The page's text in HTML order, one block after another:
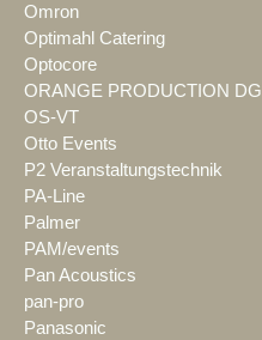
Omron
Optimahl Catering
Optocore
ORANGE PRODUCTION DG
OS-VT
Otto Events
P2 Veranstaltungstechnik
PA-Line
Palmer
PAM/events
Pan Acoustics
pan-pro
Panasonic